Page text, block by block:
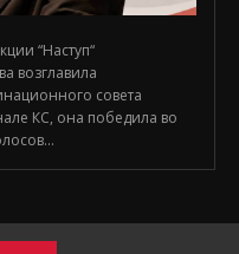
“Наступ“
возглавила
совета
КС, она победила во